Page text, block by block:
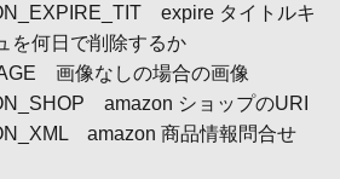
expire タイトルキ
を何日で削除するか
画像なしの場合の画像
amazon ショップのURI
amazon 商品情報問合せ